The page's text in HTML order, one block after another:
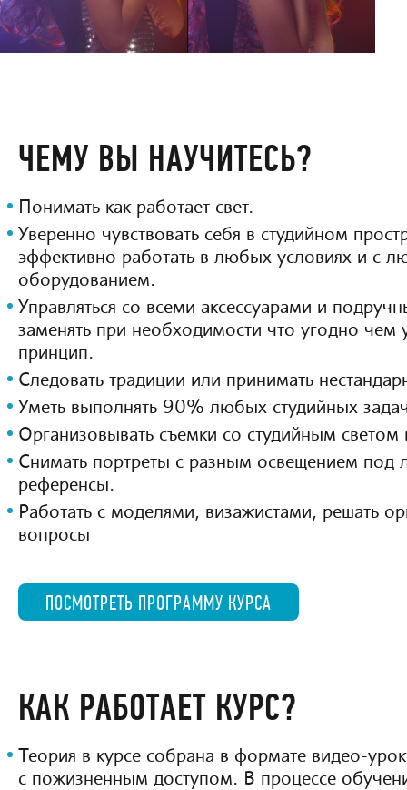
ЧЕМУ ВЫ НАУЧИТЕСЬ?
Понимать как работает свет.
Уверенно чувствовать себя в студийном
эффективно работать в любых условиях и с
оборудованием.
Управляться со всеми аксессуарами и
заменять при необходимости что угодно чем
принцип.
Следовать традиции или принимать
Уметь выполнять 90% любых студийных
Организовывать съемки со студийным светом
Снимать портреты с разным освещением под
референсы.
Работать с моделями, визажистами, решать
вопросы
ПОСМОТРЕТЬ ПРОГРАММУ КУРСА
КАК РАБОТАЕТ КУРС?
Теория в курсе собрана в формате видео-
с пожизненным доступом. В процессе